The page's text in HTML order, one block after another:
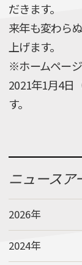
だきます。
来年も変わら
上げます。
※ホームページ
2021年1月4日
す。
ニュースア
2026年
2024年